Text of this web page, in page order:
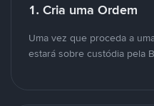
1. Cria uma Ordem
Uma vez que proceda a
estará sobre custódia pela